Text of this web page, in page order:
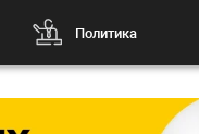
Политика